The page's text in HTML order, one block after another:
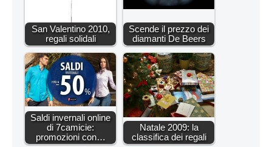
San Valentino 2010,
regali solidali
Scende il prezzo dei
diamanti De Beers
Saldi invernali online
di 7camicie:
promozioni con…
Natale 2009: la
classifica dei regali